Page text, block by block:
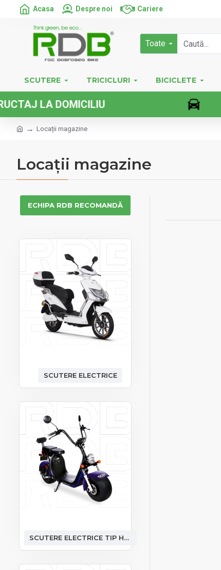
Acasa Despre noi Cariere
Toate
SCUTERE TRICICLURI BICICLETE
Locații magazine
Locații magazine
ECHIPA RDB RECOMANDĂ
SCUTERE ELECTRICE
SCUTERE ELECTRICE TIP HARLEY